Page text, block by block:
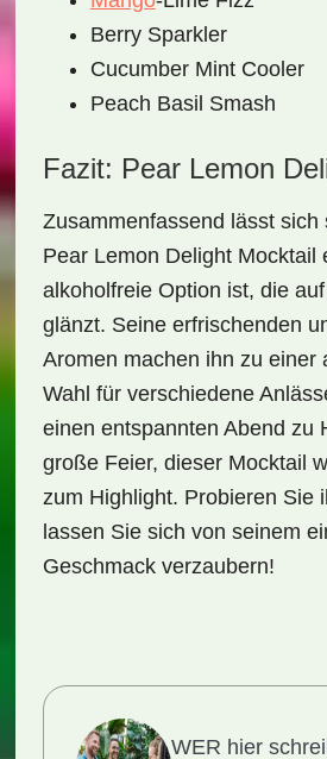
Berry Sparkler
Cucumber Mint Cooler
Peach Basil Smash
Fazit: Pear Lemon
Zusammenfassend lässt sich
Pear Lemon Delight Mocktail
alkoholfreie Option ist, die
glänzt. Seine erfrischenden
Aromen machen ihn zu einer
Wahl für verschiedene
einen entspannten Abend zu
große Feier, dieser Mocktail
zum Highlight. Probieren Sie
lassen Sie sich von seinem
Geschmack verzaubern!
WER hier